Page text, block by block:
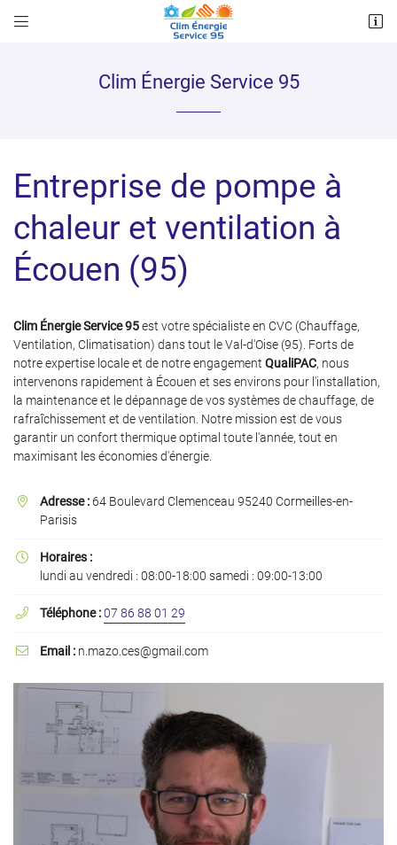
 
07 86 88 01 29
 Adresse email de réception
 Recopier le code ci-contre
Rafraîchir le captcha
utilisantle formulaire de désinscription.
Clim Énergie Service 95
Entreprise de pompe à
chaleur et ventilation à
Écouen (95)
Clim Énergie Service 95est votre spécialiste en CVC (Chauffage,
Ventilation, Climatisation) dans tout le Val-d'Oise (95). Forts de
notre expertise locale et de notre engagement QualiPAC, nous
intervenons rapidement à Écouen et ses environs pour l'installation,
la maintenance et le dépannage de vos systèmes de chauffage, de
rafraîchissement et de ventilation. Notre mission est de vous
garantir un confort thermique optimal toute l'année, tout en
maximisant les économies d'énergie.
 Adresse : 64 Boulevard Clemenceau 95240 Cormeilles-en-
Parisis

Horaires :
lundi au vendredi : 08:00-18:00 samedi : 09:00-13:00
 Téléphone :07 86 88 01 29
 Email : n.mazo.ces@gmail.com